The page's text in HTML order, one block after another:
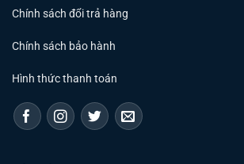
Chính sách đổi trả hàng
Chính sách bảo hành
Hình thức thanh toán